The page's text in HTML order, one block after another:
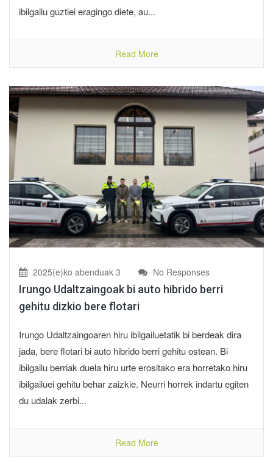
ibilgailu guztiei eragingo diete, au...
Read More
2025(e)ko abenduak 3 No Responses
Irungo Udaltzaingoak bi auto hibrido berri
gehitu dizkio bere flotari
Irungo Udaltzaingoaren hiru ibilgailuetatik bi berdeak dira
jada, bere flotari bi auto hibrido berri gehitu ostean. Bi
ibilgailu berriak duela hiru urte erositako era horretako hiru
ibilgailuei gehitu behar zaizkie. Neurri horrek indartu egiten
du udalak zerbi...
Read More